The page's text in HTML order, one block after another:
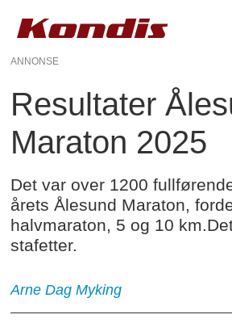
ANNONSE
Resultater
Maraton 2025
Det var over 1200
årets Ålesund Maraton,
halvmaraton, 5 og 10
stafetter.
Arne Dag Myking